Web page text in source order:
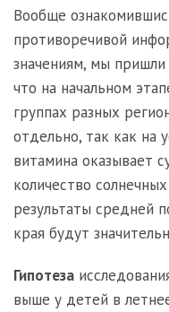
Вообще
противоречивой
значениям, мы
что на начальном
группах разных
отдельно, так как на
витамина оказывает
количество
результаты средней
края будут
Гипотеза
выше у детей в